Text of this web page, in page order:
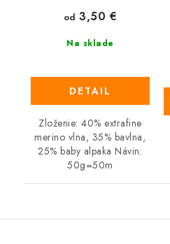
Na sklade
od 3,50 €
DETAIL
Zloženie: 40% extrafine
merino vlna, 35% bavlna,
25% baby alpaka Návin:
50g=50m